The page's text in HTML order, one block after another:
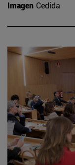
Imagen Cedida